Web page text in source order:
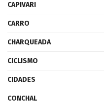
CAPIVARI
CARRO
CHARQUEADA
CICLISMO
CIDADES
CONCHAL